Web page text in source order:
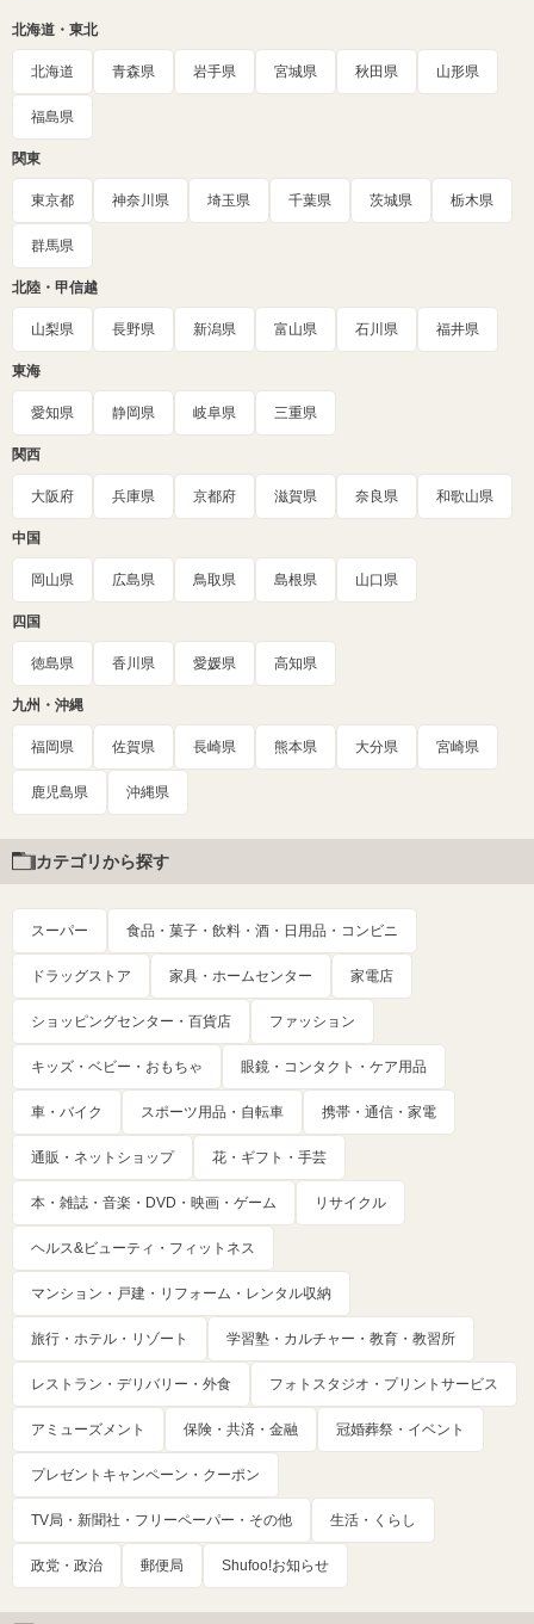
北海道・東北
北海道 青森県 岩手県 宮城県 秋田県 山形県
福島県
関東
東京都 神奈川県 埼玉県 千葉県 茨城県 栃木県
群馬県
北陸・甲信越
山梨県 長野県 新潟県 富山県 石川県 福井県
東海
愛知県 静岡県 岐阜県 三重県
関西
大阪府 兵庫県 京都府 滋賀県 奈良県 和歌山県
中国
岡山県 広島県 鳥取県 島根県 山口県
四国
徳島県 香川県 愛媛県 高知県
九州・沖縄
福岡県 佐賀県 長崎県 熊本県 大分県 宮崎県
鹿児島県 沖縄県
カテゴリから探す
スーパー 食品・菓子・飲料・酒・日用品・コンビニ
ドラッグストア 家具・ホームセンター 家電店
ショッピングセンター・百貨店 ファッション
キッズ・ベビー・おもちゃ 眼鏡・コンタクト・ケア用品
車・バイク スポーツ用品・自転車 携帯・通信・家電
通販・ネットショップ 花・ギフト・手芸
本・雑誌・音楽・DVD・映画・ゲーム リサイクル
ヘルス&ビューティ・フィットネス
マンション・戸建・リフォーム・レンタル収納
旅行・ホテル・リゾート 学習塾・カルチャー・教育・教習所
レストラン・デリバリー・外食 フォトスタジオ・プリントサービス
アミューズメント 保険・共済・金融 冠婚葬祭・イベント
プレゼントキャンペーン・クーポン
TV局・新聞社・フリーペーパー・その他 生活・くらし
政党・政治 郵便局 Shufoo!お知らせ